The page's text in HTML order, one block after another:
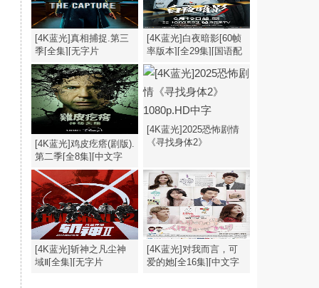
[4K蓝光]真相捕捉.第三
季[全集][无字片
源].The.Capture.S03.1080p
[4K蓝光]白夜暗影[60帧
率版本][全29集][国语配
音/中文字
幕].2026.2160p
[4K蓝光]鸡皮疙瘩(剧版).
第二季[全8集][中文字
幕].1080p
[4K蓝光]2025恐怖剧情
《寻找身体2》
[4K蓝光]斩神之凡尘神
域Ⅱ[全集][无字片
[4K蓝光]对我而言，可
爱的她[全16集][中文字